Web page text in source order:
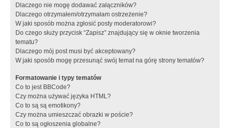
Dlaczego nie mogę dodawać załączników?
Dlaczego otrzymałem/otrzymałam ostrzeżenie?
W jaki sposób można zgłosić posty moderatorowi?
Do czego służy przycisk “Zapisz” znajdujący się w oknie tworzenia
tematu?
Dlaczego mój post musi być akceptowany?
W jaki sposób mogę przesunąć swój temat na górę strony tematów?
Formatowanie i typy tematów
Co to jest BBCode?
Czy można używać języka HTML?
Co to są są emotikony?
Czy można umieszczać obrazki w poście?
Co to są ogłoszenia globalne?